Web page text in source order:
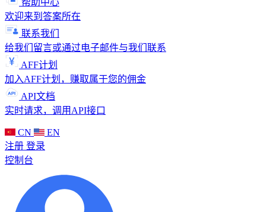
帮助中心
欢迎来到答案所在
联系我们
给我们留言或通过电子邮件与我们联系
AFF计划
加入AFF计划，赚取属于您的佣金
API文档
实时请求，调用API接口
CN
EN
注册 登录
控制台